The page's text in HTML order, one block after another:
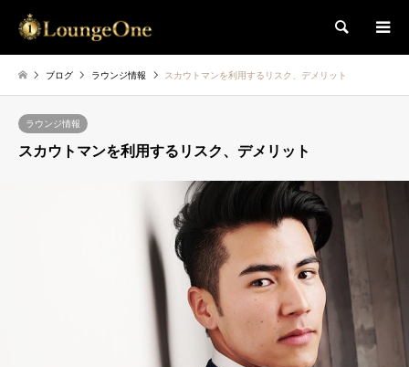
検索
ブログ ラウンジ情報 スカウトマンを利用するリスク、デメリット
ラウンジ情報
スカウトマンを利用するリスク、デメリット